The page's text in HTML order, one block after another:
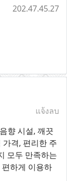
202.47.45.27
แจ้งลบ
향 시설, 깨끗
격, 편리한 주
모두 만족하는
하게 이용하